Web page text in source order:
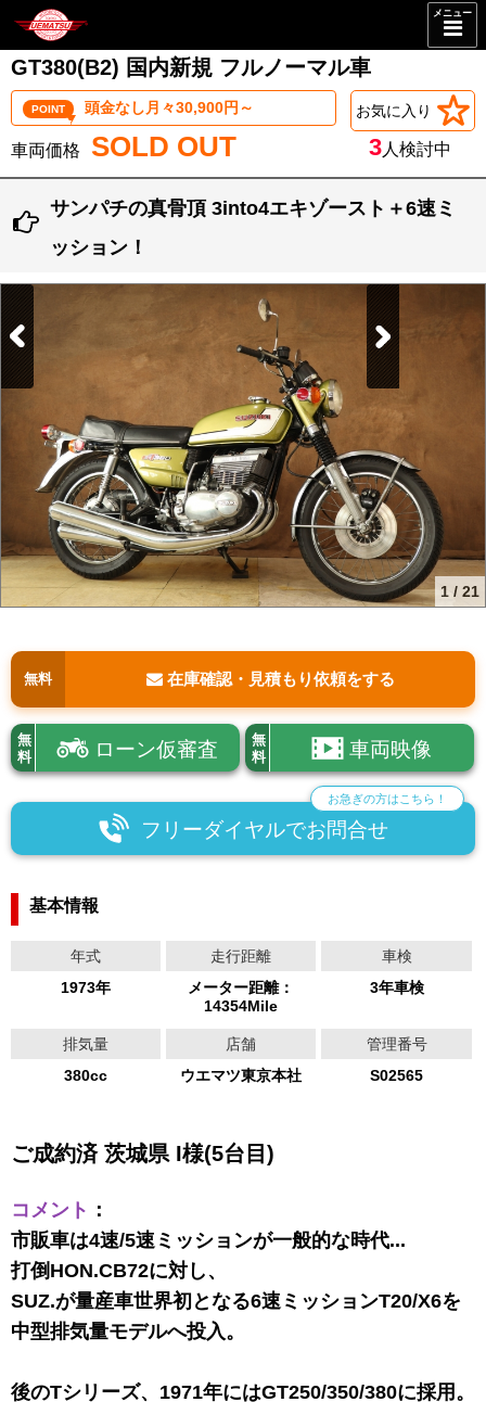
メニュー
GT380(B2) 国内新規 フルノーマル車
POINT 頭金なし月々30,900円～
SOLD OUT
お気に入り
3人検討中
サンパチの真骨頂 3into4エキゾースト＋6速ミ
ッション！
1 / 21
無料 在庫確認・見積もり依頼をする
無
料
ローン仮審査
無
料
車両映像
フリーダイヤルでお問合せ
お急ぎの方はこちら！
基本情報
年式
1973年
走行距離
メーター距離：
14354Mile
車検
3年車検
排気量
380cc
店舗
ウエマツ東京本社
管理番号
S02565
ご成約済 茨城県 I様(5台目)
コメント ：
市販車は4速/5速ミッションが一般的な時代...
打倒HON.CB72に対し、
SUZ.が量産車世界初となる6速ミッションT20/X6を
中型排気量モデルへ投入。
後のTシリーズ、1971年にはGT250/350/380に採用。